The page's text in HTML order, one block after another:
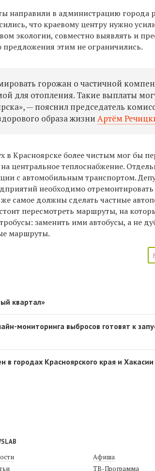
направили в администрацию города
что краевому центру нужно
экологии, совместно выявлять и
предложения этим не ограничились.
горожан о частичной
для отопления. Такие выплаты
— пояснил председатель
образа жизниАртём
в Красноярске более чистым мог бы
центральное теплоснабжение.
с автомобильным транспортом.
необходимо отремонтировать
самое должны сделать частные
пересмотреть маршруты, на
заменить ими автобусы, а не
маршруты.
квартал»
мониторинга выбросов готовят к
в городах Красноярского края и Хакасии
Афиша
ТВ-Программа